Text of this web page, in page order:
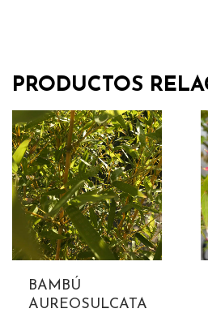
PRODUCTOS
BAMBÚ
AUREOSULCATA